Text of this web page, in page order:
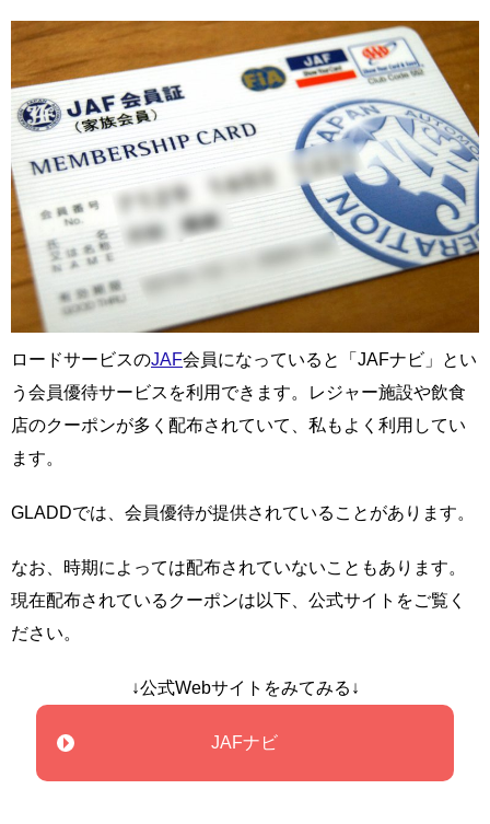
ロードサービスのJAF会員になっていると「JAFナビ」とい
う会員優待サービスを利用できます。レジャー施設や飲食
店のクーポンが多く配布されていて、私もよく利用してい
ます。
GLADDでは、会員優待が提供されていることがあります。
なお、時期によっては配布されていないこともあります。
現在配布されているクーポンは以下、公式サイトをご覧く
ださい。
↓公式Webサイトをみてみる↓
JAFナビ